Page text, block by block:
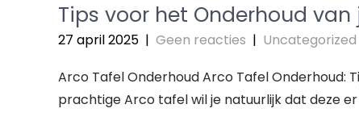
Tips voor het Onderhoud van
27 april 2025 | Geen reacties | Uncategorized
Arco Tafel Onderhoud Arco Tafel Onderhoud:
prachtige Arco tafel wil je natuurlijk dat deze